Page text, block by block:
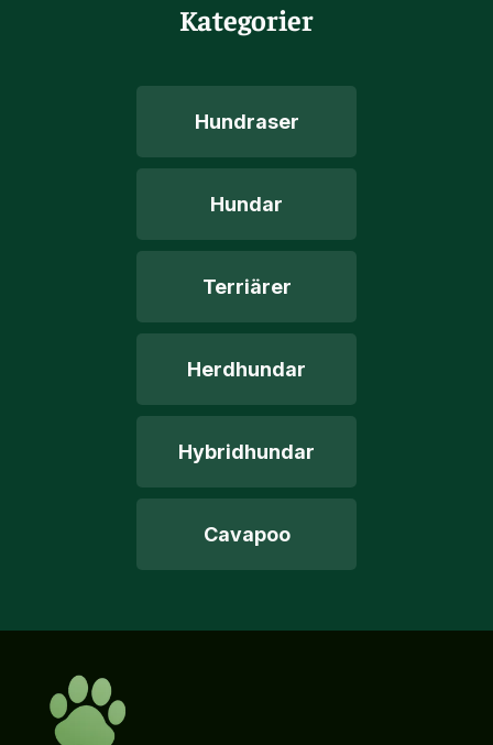
Kategorier
Hundraser
Hundar
Terriärer
Herdhundar
Hybridhundar
Cavapoo